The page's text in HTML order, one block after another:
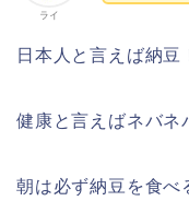
ライ
日本人と言えば納豆
健康と言えばネバネ
朝は必ず納豆を食べ